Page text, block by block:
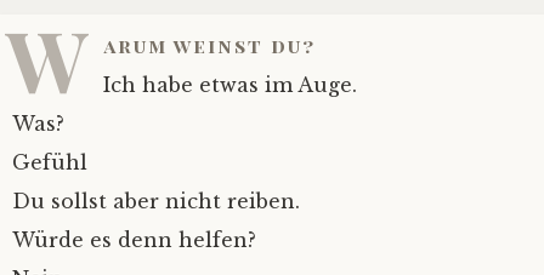
Verba
Impressum
W arum weinst du?
Ich habe etwas im Auge.
Was?
Gefühl
Du sollst aber nicht reiben.
Würde es denn helfen?